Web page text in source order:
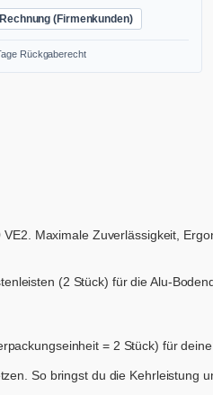
Rechnung (Firmenkunden)
Rückgaberecht
Maximale Zuverlässigkeit,
(2 Stück) für die Alu-
= 2 Stück) für
So bringst du die Kehrleistung